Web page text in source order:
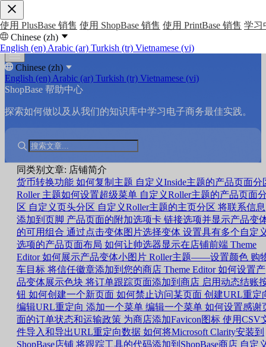
使用 PlusBase 销售 使用 ShopBase 销售 使用 PrintBase 销售 学习
Chinese (zh)
English (en) Arabic (ar) Turkish (tr) Vietnamese (vi)
Chinese (zh)
English (en) Arabic (ar) Turkish (tr) Vietnamese (vi)
ShopBase 帮助中心
探索如何做以及从我们的知识库中学习电子商务最佳实践。
同类别文章: 店铺简介
货币转换功能 如何复制主题 自定义Inside主题的产品页面分
Roller 主题如何设置超级菜单 自定义Roller主题的产品页面
区 自定义页头分区 自定义Roller主题的主页分区 将联系信息
添加到页脚 产品页面的附加选项卡 链接选项并显示产品变
的可用组合 通过点击变体图片选择变体 设置具有多个自定
选项的产品页面布局 如何让帅选器显示在店铺前端 Theme
Editor 如何展示产品变体小图片 Roller主题——设置颜色 购
车目标 将信任徽章添加到您的商店 Theme Editor 如何设置产
品变体展示色块 将订单跟踪页面添加到商店 启用动态结账
钮 如何创建一个新页面 如何禁止访问某页面 创建URL重定
编辑URL重定向 添加一个菜单 编辑一个菜单 如何设置感谢
面的订单状态和运输政策 为商店添加Favicon图标 使用CSV
件导入和导出URL重定向数据 如何将Microsoft Clarity安装到
ShopBase店铺 将跟踪工具的代码添加到ShopBase商店 自定